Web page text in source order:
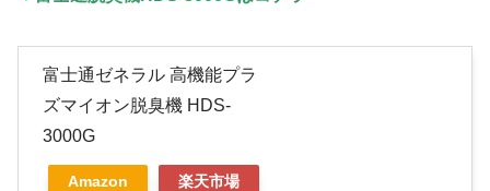
富士通ゼネラル 高機能プラ
ズマイオン脱臭機 HDS-
3000G
Amazon 楽天市場